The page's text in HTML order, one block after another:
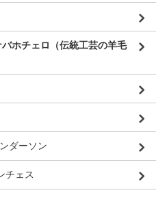
ホチェロ（伝統工芸の羊毛
ダーソン
チェス